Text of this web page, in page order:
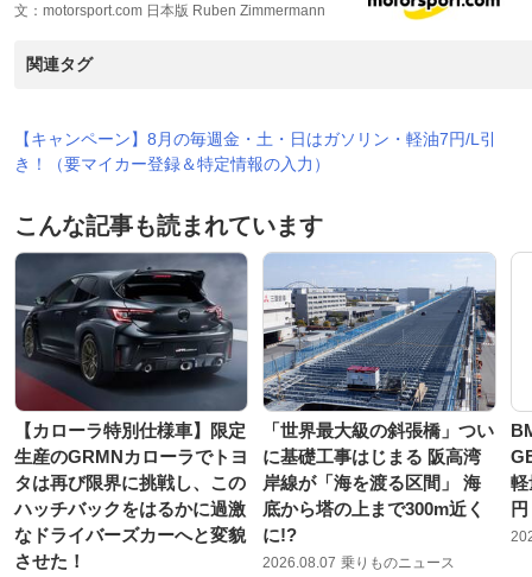
文：motorsport.com 日本版 Ruben Zimmermann
関連タグ
【キャンペーン】8月の毎週金・土・日はガソリン・軽油7円/L引
き！（要マイカー登録＆特定情報の入力）
こんな記事も読まれています
【カローラ特別仕様車】限定
生産のGRMNカローラでトヨ
タは再び限界に挑戦し、この
ハッチバックをはるかに過激
なドライバーズカーへと変貌
させた！
「世界最大級の斜張橋」つい
に基礎工事はじまる 阪高湾
岸線が「海を渡る区間」 海
底から塔の上まで300m近く
に!?
2026.08.07 乗りものニュース
円